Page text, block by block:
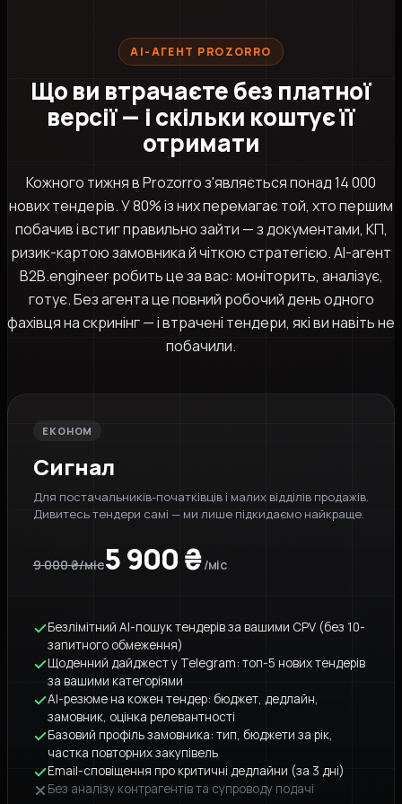
AI-АГЕНТ PROZORRO
Що ви втрачаєте без платної
версії — і скільки коштує її
отримати
Кожного тижня в Prozorro з'являється понад 14 000
нових тендерів. У 80% із них перемагає той, хто першим
побачив і встиг правильно зайти — з документами, КП,
ризик-картою замовника й чіткою стратегією. AI-агент
B2B.engineer робить це за вас: моніторить, аналізує,
готує. Без агента це повний робочий день одного
фахівця на скринінг — і втрачені тендери, які ви навіть не
побачили.
ЕКОНОМ
Сигнал
Для постачальників-початківців і малих відділів продажів.
Дивитесь тендери самі — ми лише підкидаємо найкраще.
9 000 ₴/міс5 900 ₴/міс
Безлімітний AI-пошук тендерів за вашими CPV (без 10-
запитного обмеження)
Щоденний дайджест у Telegram: топ-5 нових тендерів
за вашими категоріями
AI-резюме на кожен тендер: бюджет, дедлайн,
замовник, оцінка релевантності
Базовий профіль замовника: тип, бюджети за рік,
частка повторних закупівель
Email-сповіщення про критичні дедлайни (за 3 дні)
Без аналізу контрагентів та супроводу подачі